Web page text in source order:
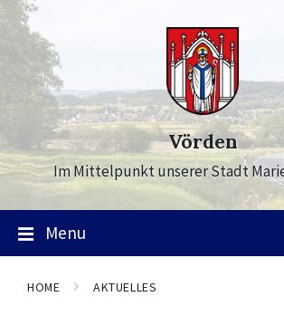
Skip
to
content
Skip
to
main
navigation
Skip
to
footer
Vörden
Im Mittelpunkt unserer Stadt
Menu
HOME AKTUELLES